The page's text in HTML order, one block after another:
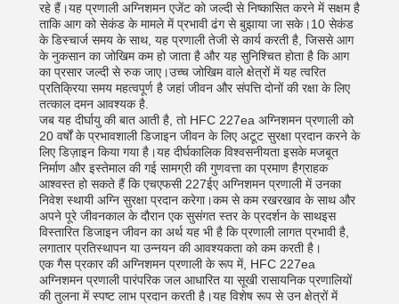
रहे हैं।यह प्रणाली अग्निशमन एजेंट को जल्दी से निष्कासित करने में सक्षम है
ताकि आग को सेकंड के मामले में प्रभावी ढंग से बुझाया जा सके।10 सेकंड
के डिस्चार्ज समय के साथ, यह प्रणाली तेजी से कार्य करती है, जिससे आग
के नुकसान का जोखिम कम हो जाता है और यह सुनिश्चित होता है कि आग
का प्रसार जल्दी से रुक जाए।उच्च जोखिम वाले क्षेत्रों में यह त्वरित
प्रतिक्रिया समय महत्वपूर्ण है जहां जीवन और संपत्ति दोनों की रक्षा के लिए
तत्काल दमन आवश्यक है.
जब यह दीर्घायु की बात आती है, तो HFC 227ea अग्निशमन प्रणाली को
20 वर्षों के प्रभावशाली डिजाइन जीवन के लिए अटूट सुरक्षा प्रदान करने के
लिए डिज़ाइन किया गया है।यह दीर्घकालिक विश्वसनीयता इसके मजबूत
निर्माण और इस्तेमाल की गई सामग्री की गुणवत्ता का प्रमाण हैग्राहक
आश्वस्त हो सकते हैं कि एचएफसी 227ईए अग्निशमन प्रणाली में उनका
निवेश स्थायी अग्नि सुरक्षा प्रदान करेगा।कम से कम रखरखाव के साथ और
अपने पूरे जीवनकाल के दौरान एक सुसंगत स्तर के प्रदर्शन के साथइस
विस्तारित डिजाइन जीवन का अर्थ यह भी है कि प्रणाली लागत प्रभावी है,
लगातार प्रतिस्थापन या उन्नयन की आवश्यकता को कम करती है।
एक गैस प्रकार की अग्निशमन प्रणाली के रूप में, HFC 227ea
अग्निशमन प्रणाली पारंपरिक जल आधारित या सूखी रासायनिक प्रणालियों
की तुलना में स्पष्ट लाभ प्रदान करती है।यह विशेष रूप से उन क्षेत्रों में